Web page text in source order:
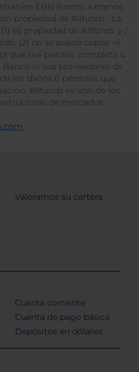
en EBN Banco, a menos
propiedad de Allfunds . La
es propiedad de Allfunds y /
(2) no se puede copiar ni
que sea precisa, completa u
ni sus proveedores de
los daños o pérdidas que
Allfunds es uno de los
de mercados
.
Valoramos su cartera
Cuenta corriente
Cuenta de pago básica
Depósitos en dólares